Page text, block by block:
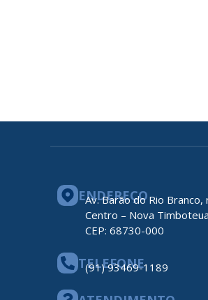
ENDEREÇO
Av. Barão do Rio Branco,
Centro – Nova
CEP: 68730-000
TELEFONE
(91) 93469-1189